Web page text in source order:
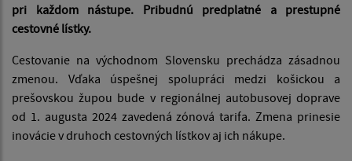
pri každom nástupe. Pribudnú predplatné a prestupné
cestovné lístky.
Cestovanie na východnom Slovensku prechádza zásadnou
zmenou. Vďaka úspešnej spolupráci medzi košickou a
prešovskou župou bude v regionálnej autobusovej doprave
od 1. augusta 2024 zavedená zónová tarifa. Zmena prinesie
inovácie v druhoch cestovných lístkov aj ich nákupe.